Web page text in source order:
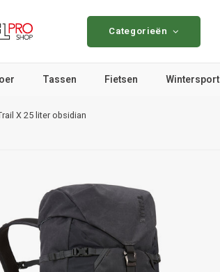
Categorieën
Tassen Fietsen Wintersport
X 25 liter obsidian